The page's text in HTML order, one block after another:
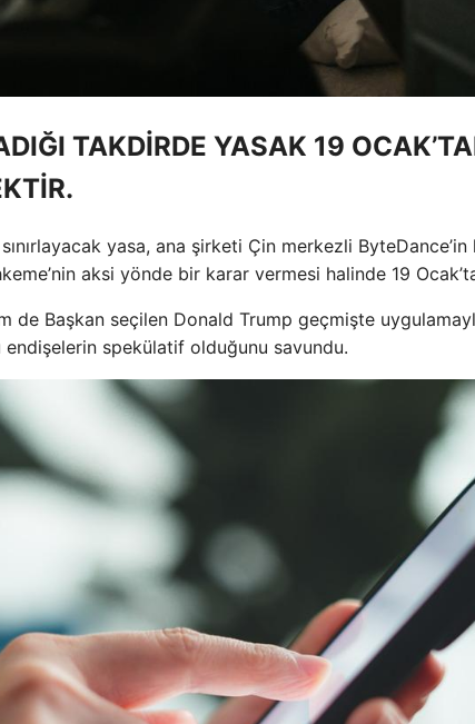
TAKDİRDE YASAK 19
yasa, ana şirketi Çin merkezli
aksi yönde bir karar vermesi halinde 19
de Başkan seçilen Donald Trump geçmişte
spekülatif olduğunu savundu.